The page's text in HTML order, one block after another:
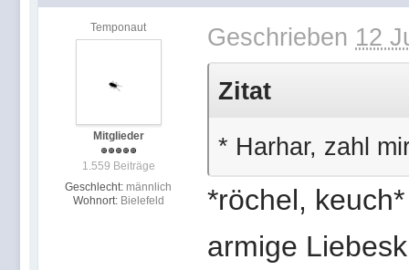
Temponaut
Mitglieder
1.559 Beiträge
Geschlecht: männlich
Wohnort: Bielefeld
Geschrieben 12
Zitat
* Harhar, zahl
*röchel,
armige